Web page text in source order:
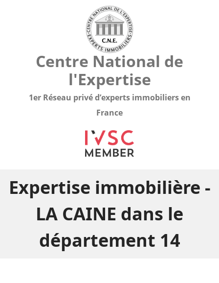
Centre National de
l'Expertise
1er Réseau privé d’experts immobiliers en
France
Expertise immobilière -
LA CAINE dans le
département 14